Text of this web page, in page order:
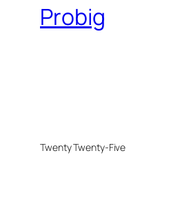
Probig
Twenty Twenty-Five